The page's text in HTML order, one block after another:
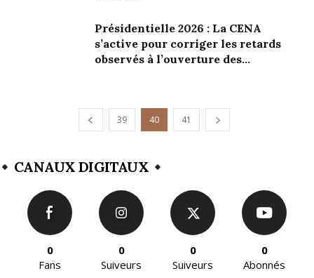
Présidentielle 2026 : La CENA
s’active pour corriger les retards
observés à l’ouverture des...
39 40 41
CANAUX DIGITAUX
0
Fans
0
Suiveurs
0
Suiveurs
0
Abonnés